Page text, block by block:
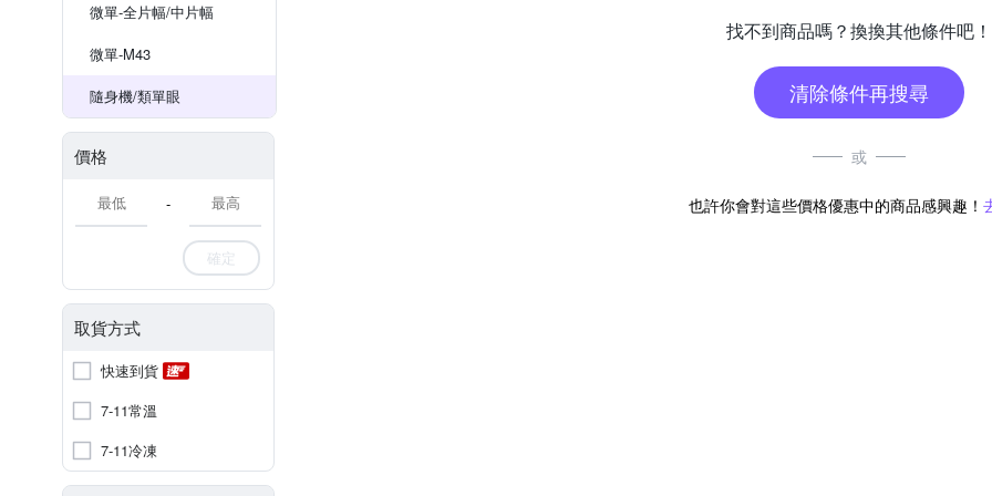
微單-全片幅/中片幅
微單-M43
隨身機/類單眼
價格
-
確定
取貨方式
快速到貨
7-11常溫
7-11冷凍
找不到商品嗎？換換其他條件吧！
清除條件再搜尋
或
也許你會對這些價格優惠中的商品感興趣！